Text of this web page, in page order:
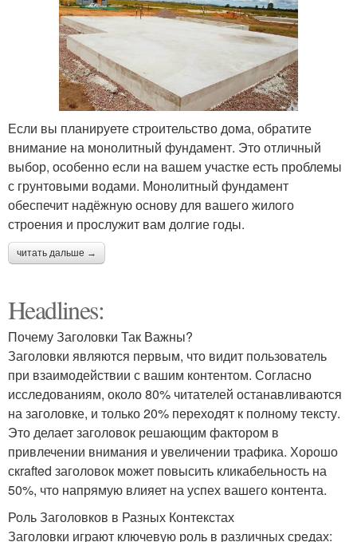
Если вы планируете строительство дома, обратите
внимание на монолитный фундамент. Это отличный
выбор, особенно если на вашем участке есть проблемы
с грунтовыми водами. Монолитный фундамент
обеспечит надёжную основу для вашего жилого
строения и прослужит вам долгие годы.
читать дальше →
Headlines:
Почему Заголовки Так Важны?
Заголовки являются первым, что видит пользователь
при взаимодействии с вашим контентом. Согласно
исследованиям, около 80% читателей останавливаются
на заголовке, и только 20% переходят к полному тексту.
Это делает заголовок решающим фактором в
привлечении внимания и увеличении трафика. Хорошо
скrafted заголовок может повысить кликабельность на
50%, что напрямую влияет на успех вашего контента.
Роль Заголовков в Разных Контекстах
Заголовки играют ключевую роль в различных средах: